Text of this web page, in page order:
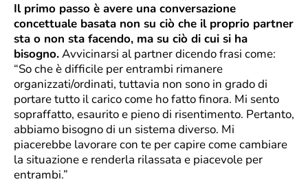
Il primo passo è avere una conversazione
concettuale basata non su ciò che il proprio partner
sta o non sta facendo, ma su ciò di cui si ha
bisogno.Avvicinarsi al partner dicendo frasi come:
“So che è difficile per entrambi rimanere
organizzati/ordinati, tuttavia non sono in grado di
portare tutto il carico come ho fatto finora. Mi sento
sopraffatto, esaurito e pieno di risentimento. Pertanto,
abbiamo bisogno di un sistema diverso. Mi
piacerebbe lavorare con te per capire come cambiare
la situazione e renderla rilassata e piacevole per
entrambi.”